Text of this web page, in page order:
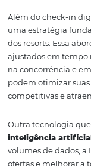
também melhora
digitalização, os
rápida e prática,
proporciona
início da estadia.
uma estratégia
dos resorts. Essa
ajustados em